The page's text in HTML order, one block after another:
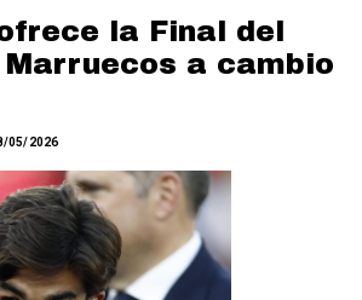
la Final del
Marruecos a cambio
05/2026